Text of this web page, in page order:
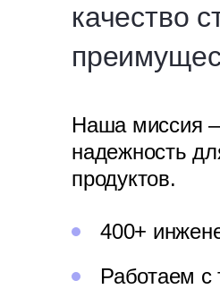
качество
Наша миссия
надежность
продуктов.
400+
Работаем с